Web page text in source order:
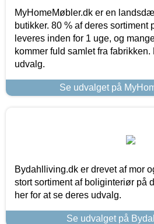
MyHomeMøbler.dk er en
butikker. 80 % af deres sortiment
leveres inden for 1 uge, og
kommer fuld samlet fra
udvalg.
Se udvalget på
Bydahlliving.dk er drevet af mor
stort sortiment af boliginteriør på
her for at se deres udvalg.
Se udvalget på